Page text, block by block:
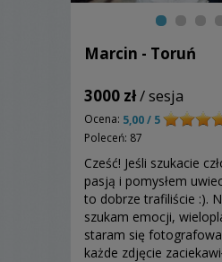
Marcin - Toruń
3000 zł/ sesja
Ocena: 5,00 / 5
Poleceń: 87
Cześć! Jeśli szukacie
pasją i pomysłem
to dobrze trafiliście :).
szukam emocji,
staram się
każde zdjęcie